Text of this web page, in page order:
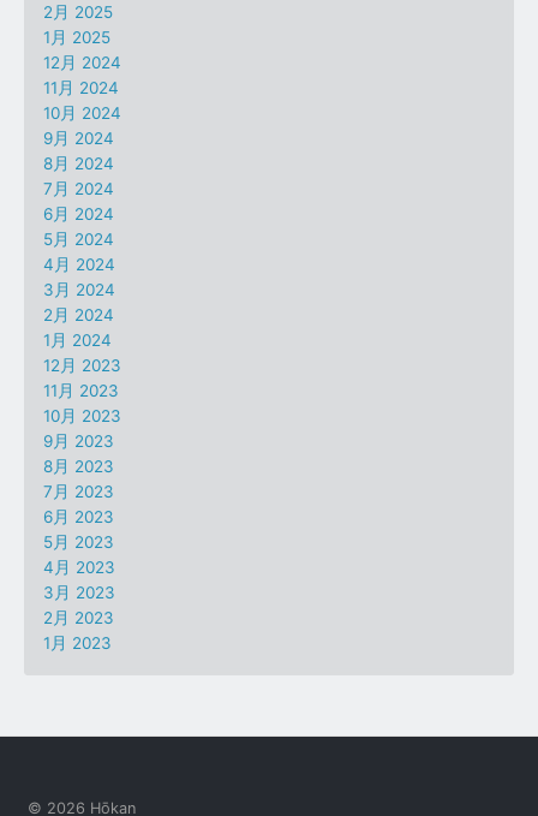
2月 2025
1月 2025
12月 2024
11月 2024
10月 2024
9月 2024
8月 2024
7月 2024
6月 2024
5月 2024
4月 2024
3月 2024
2月 2024
1月 2024
12月 2023
11月 2023
10月 2023
9月 2023
8月 2023
7月 2023
6月 2023
5月 2023
4月 2023
3月 2023
2月 2023
1月 2023
© 2026 Hōkan